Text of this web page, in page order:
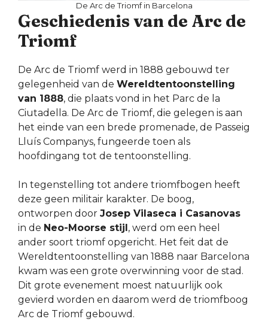
De Arc de Triomf in Barcelona
Geschiedenis van de Arc de
Triomf
De Arc de Triomf werd in 1888 gebouwd ter
gelegenheid van de Wereldtentoonstelling
van 1888, die plaats vond in het Parc de la
Ciutadella. De Arc de Triomf, die gelegen is aan
het einde van een brede promenade, de Passeig
Lluís Companys, fungeerde toen als
hoofdingang tot de tentoonstelling.
In tegenstelling tot andere triomfbogen heeft
deze geen militair karakter. De boog,
ontworpen door Josep Vilaseca i Casanovas
in de Neo-Moorse stijl, werd om een heel
ander soort triomf opgericht. Het feit dat de
Wereldtentoonstelling van 1888 naar Barcelona
kwam was een grote overwinning voor de stad.
Dit grote evenement moest natuurlijk ook
gevierd worden en daarom werd de triomfboog
Arc de Triomf gebouwd.